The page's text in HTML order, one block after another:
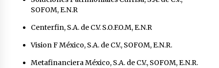
SOFOM, E.N.R
Centerfin, S.A. de C.V. S.O.F.O.M, E.N.R
Vision F México, S.A. de C.V., SOFOM, E.N.R.
Metafinanciera México, S.A. de C.V., SOFOM, E.N.R.